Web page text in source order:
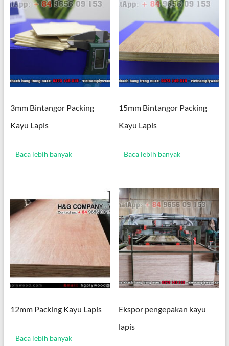
3mm Bintangor Packing
Kayu Lapis
Baca lebih banyak
15mm Bintangor Packing
Kayu Lapis
Baca lebih banyak
12mm Packing Kayu Lapis
Baca lebih banyak
Ekspor pengepakan kayu
lapis